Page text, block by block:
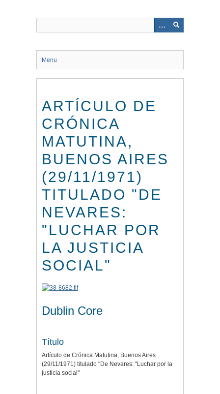
Menu
ARTÍCULO DE
CRÓNICA
MATUTINA,
BUENOS AIRES
(29/11/1971)
TITULADO "DE
NEVARES:
"LUCHAR POR
LA JUSTICIA
SOCIAL"
Dublin Core
Título
Artículo de Crónica Matutina, Buenos Aires
(29/11/1971) titulado "De Nevares: "Luchar por la
justicia social"